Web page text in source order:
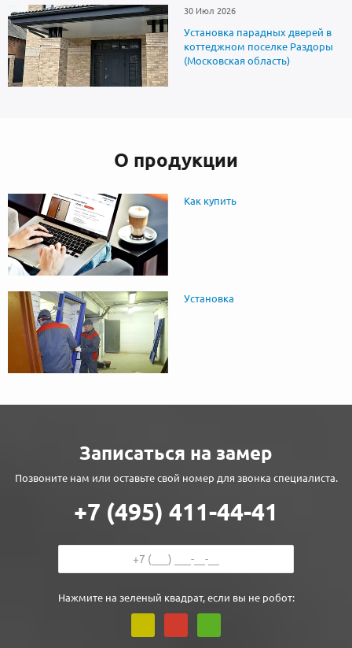
30 Июл 2026
Установка парадных дверей в
коттеджном поселке Раздоры
(Московская область)
О продукции
Как купить
Установка
Записаться на замер
Позвоните нам или оставьте свой номер для звонка специалиста.
+7 (495) 411-44-41
Нажмите на зеленый квадрат, если вы не робот: